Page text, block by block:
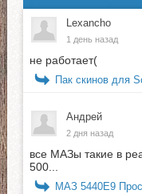
Lexancho
1 день назад
не работает(
Пак скинов для
Андрей
2 дня назад
все МАЗы такие в
500...
МАЗ 5440E9